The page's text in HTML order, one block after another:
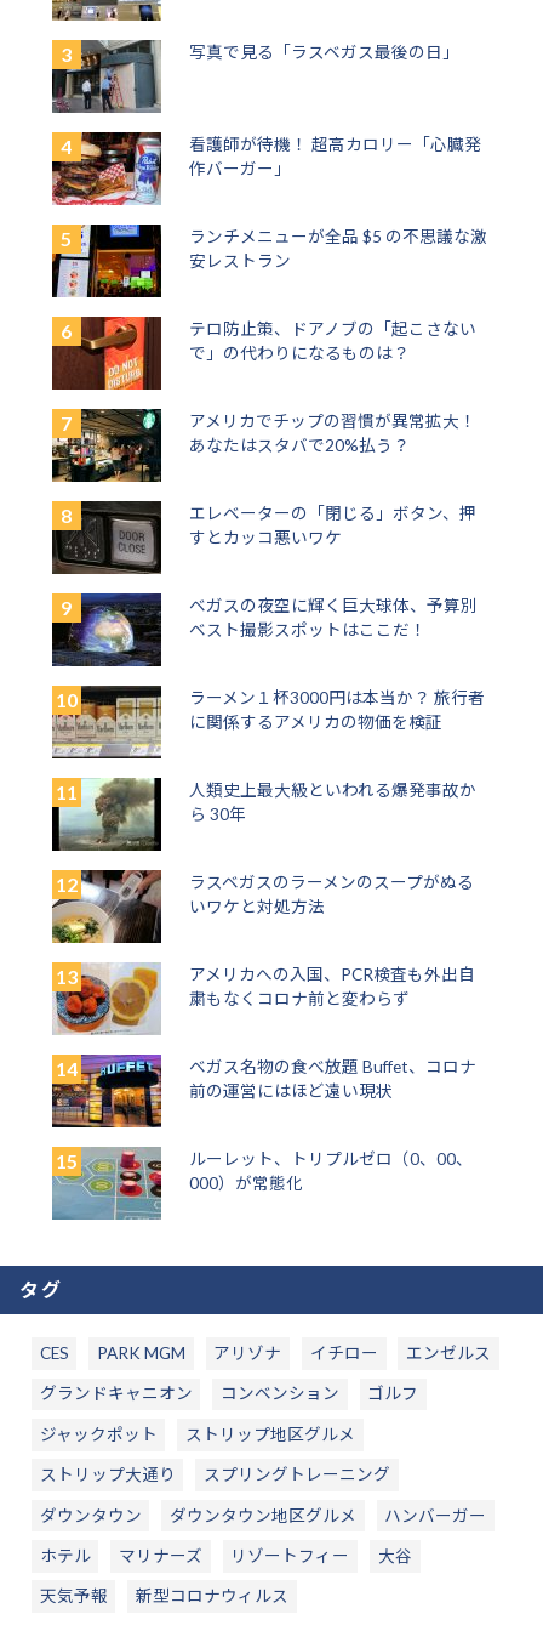
写真で見る「ラスベガス最後の日」
看護師が待機！ 超高カロリー「心臓発
作バーガー」
ランチメニューが全品 $5 の不思議な激
安レストラン
テロ防止策、ドアノブの「起こさない
で」の代わりになるものは？
アメリカでチップの習慣が異常拡大！
あなたはスタバで20%払う？
エレベーターの「閉じる」ボタン、押
すとカッコ悪いワケ
ベガスの夜空に輝く巨大球体、予算別
ベスト撮影スポットはここだ！
ラーメン１杯3000円は本当か？ 旅行者
に関係するアメリカの物価を検証
人類史上最大級といわれる爆発事故か
ら 30年
ラスベガスのラーメンのスープがぬる
いワケと対処方法
アメリカへの入国、PCR検査も外出自
粛もなくコロナ前と変わらず
ベガス名物の食べ放題 Buffet、コロナ
前の運営にはほど遠い現状
ルーレット、トリプルゼロ（0、00、
000）が常態化
タグ
CES PARK MGM アリゾナ イチロー エンゼルス
グランドキャニオン コンベンション ゴルフ
ジャックポット ストリップ地区グルメ
ストリップ大通り スプリングトレーニング
ダウンタウン ダウンタウン地区グルメ ハンバーガー
ホテル マリナーズ リゾートフィー 大谷
天気予報 新型コロナウィルス